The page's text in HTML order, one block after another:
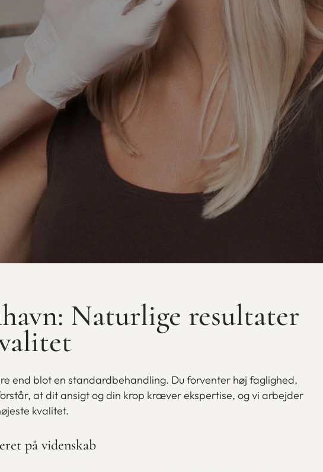
Naturlige resultater
end blot en standardbehandling. Du forventer høj faglighed,
at dit ansigt og din krop kræver ekspertise, og vi arbejder
kvalitet.
på videnskab